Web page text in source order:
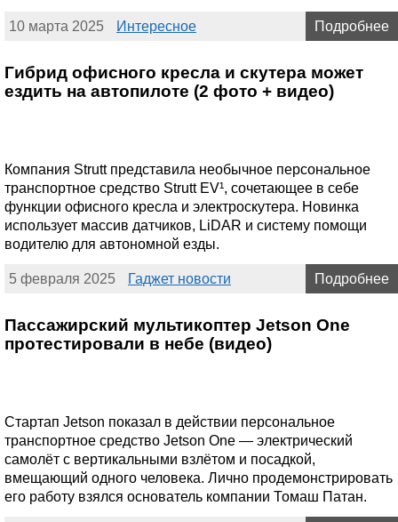
10 марта 2025 Интересное Подробнее
Гибрид офисного кресла и скутера может
ездить на автопилоте (2 фото + видео)
Компания Strutt представила необычное персональное
транспортное средство Strutt EV¹, сочетающее в себе
функции офисного кресла и электроскутера. Новинка
использует массив датчиков, LiDAR и систему помощи
водителю для автономной езды.
5 февраля 2025 Гаджет новости Подробнее
Пассажирский мультикоптер Jetson One
протестировали в небе (видео)
Стартап Jetson показал в действии персональное
транспортное средство Jetson One — электрический
самолёт с вертикальными взлётом и посадкой,
вмещающий одного человека. Лично продемонстрировать
его работу взялся основатель компании Томаш Патан.